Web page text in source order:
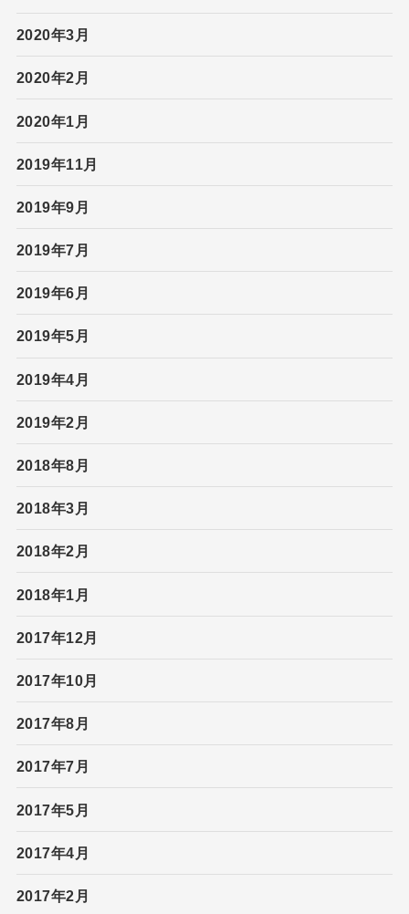
2020年3月
2020年2月
2020年1月
2019年11月
2019年9月
2019年7月
2019年6月
2019年5月
2019年4月
2019年2月
2018年8月
2018年3月
2018年2月
2018年1月
2017年12月
2017年10月
2017年8月
2017年7月
2017年5月
2017年4月
2017年2月